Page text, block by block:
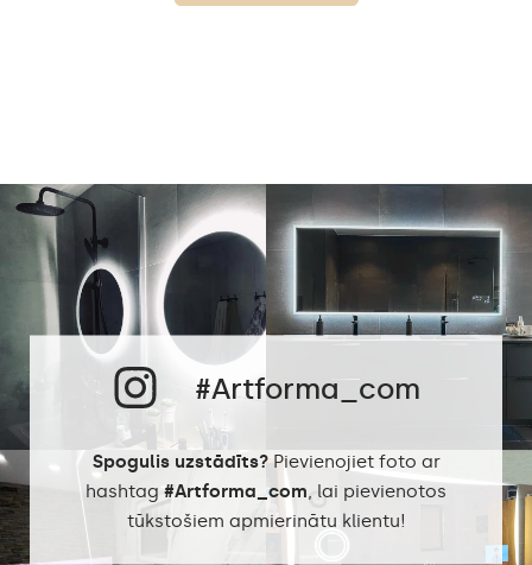
LED krāsa
Philips LED 6500K
Enerģijas patēriņš 9,6 W / m
Garantija 2 gadi
Aizsardzības klase
#Artforma_com
Spogulis uzstādīts?Pievienojiet foto ar
hashtag #Artforma_com, lai pievienotos
tūkstošiem apmierinātu klientu!